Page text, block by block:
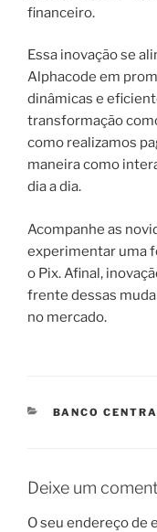
financeiro.
Essa inovação se
Alphacode em
dinâmicas e
transformação
como realizamos
maneira como
dia a dia.
Acompanhe as
experimentar uma
o Pix. Afinal,
frente dessas
no mercado.
CATEGORIAS
BANCO
Deixe um
O seu endereço de